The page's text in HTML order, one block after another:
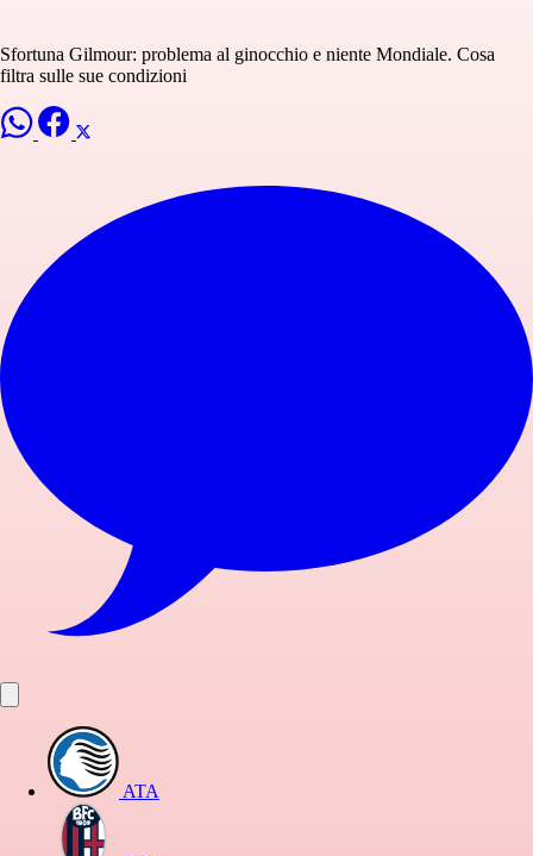
Sfortuna Gilmour: problema al ginocchio e niente Mondiale. Cosa
filtra sulle sue condizioni
ATA